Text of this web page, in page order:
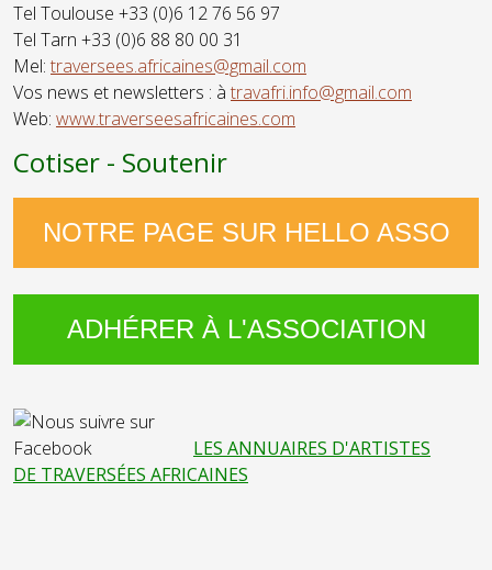
Tel Toulouse +33 (0)6 12 76 56 97
Tel Tarn +33 (0)6 88 80 00 31
Mel: traversees.africaines@gmail.com
Vos news et newsletters : à travafri.info@gmail.com
Web: www.traverseesafricaines.com
Cotiser - Soutenir
NOTRE PAGE SUR HELLO ASSO
ADHÉRER À L'ASSOCIATION
LES ANNUAIRES D'ARTISTES
DE TRAVERSÉES AFRICAINES